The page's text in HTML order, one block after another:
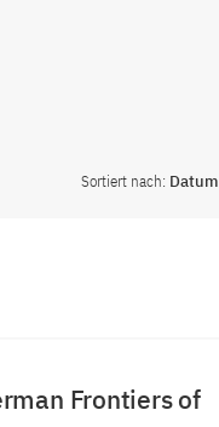
Sortiert nach: Datum
Frontiers of